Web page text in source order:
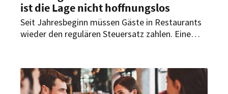
ist die Lage nicht hoffnungslos
Seit Jahresbeginn müssen Gäste in Restaurants
wieder den regulären Steuersatz zahlen. Eine
dennoch bleibt der Dehoga zuversichtlich.